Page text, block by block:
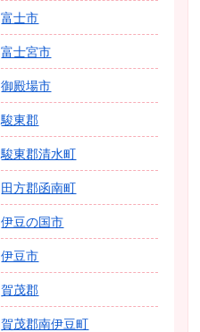
富士市
富士宮市
御殿場市
駿東郡
駿東郡清水町
田方郡函南町
伊豆の国市
伊豆市
賀茂郡
賀茂郡南伊豆町